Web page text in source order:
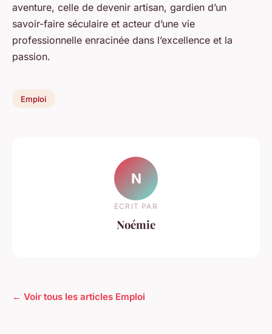
aventure, celle de devenir artisan, gardien d’un
savoir-faire séculaire et acteur d’une vie
professionnelle enracinée dans l’excellence et la
passion.
Emploi
N
ECRIT PAR
Noémie
← Voir tous les articles Emploi